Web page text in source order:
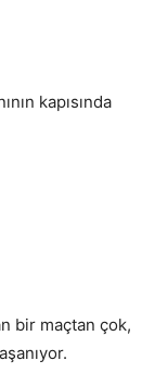
kapısında
bir maçtan çok,